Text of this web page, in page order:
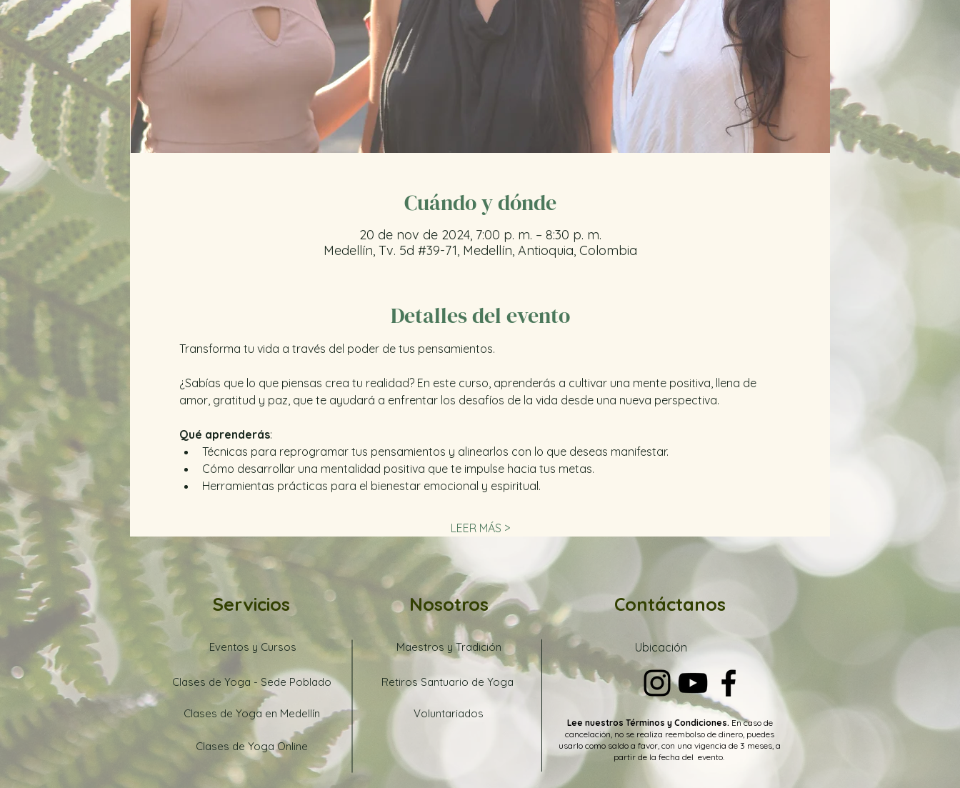
Cuándo y dónde
20 de nov de 2024, 7:00 p. m. – 8:30 p. m.
Medellín, Tv. 5d #39-71, Medellín, Antioquia, Colombia
Detalles del evento
Transforma tu vida a través del poder de tus pensamientos.
¿Sabías que lo que piensas crea tu realidad? En este curso, aprenderás a cultivar una mente positiva, llena de
amor, gratitud y paz, que te ayudará a enfrentar los desafíos de la vida desde una nueva perspectiva.
Qué aprenderás:
Técnicas para reprogramar tus pensamientos y alinearlos con lo que deseas manifestar.
Cómo desarrollar una mentalidad positiva que te impulse hacia tus metas.
Herramientas prácticas para el bienestar emocional y espiritual.
LEER MÁS >
Servicios Nosotros Contáctanos
Eventos y Cursos Maestros y Tradición Ubicación
Clases de Yoga - Sede Poblado Retiros Santuario de Yoga
Clases de Yoga en Medellín
Clases de Yoga Online
Voluntariados
Lee nuestros Términos y Condiciones. En caso de
cancelación, no se realiza reembolso de dinero, puedes
usarlo como saldo a favor, con una vigencia de 3 meses, a
partir de la fecha del evento.